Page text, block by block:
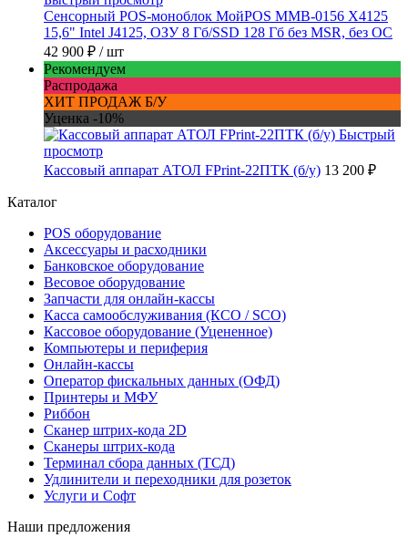
Сенсорный POS-моноблок МойPOS MMB-0156 X4125
15,6" Intel J4125, ОЗУ 8 Гб/SSD 128 Гб без MSR, без ОС
42 900 ₽ / шт
Рекомендуем
Распродажа
ХИТ ПРОДАЖ Б/У
Уценка -10%
Быстрый
просмотр
Кассовый аппарат АТОЛ FPrint-22ПТК (б/у) 13 200 ₽
Каталог
POS оборудование
Аксессуары и расходники
Банковское оборудование
Весовое оборудование
Запчасти для онлайн-кассы
Касса самообслуживания (КСО / SCO)
Кассовое оборудование (Уцененное)
Компьютеры и периферия
Онлайн-кассы
Оператор фискальных данных (ОФД)
Принтеры и МФУ
Риббон
Сканер штрих-кода 2D
Сканеры штрих-кода
Терминал сбора данных (ТСД)
Удлинители и переходники для розеток
Услуги и Софт
Наши предложения